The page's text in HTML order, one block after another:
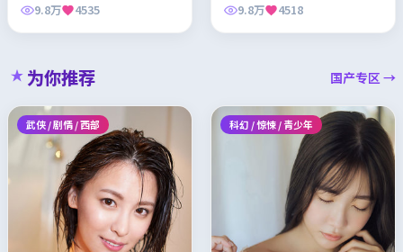
9.8万 4535 9.8万 4518
为你推荐 国产专区 →
武侠 / 剧情 / 西部 科幻 / 惊悚 / 青少年